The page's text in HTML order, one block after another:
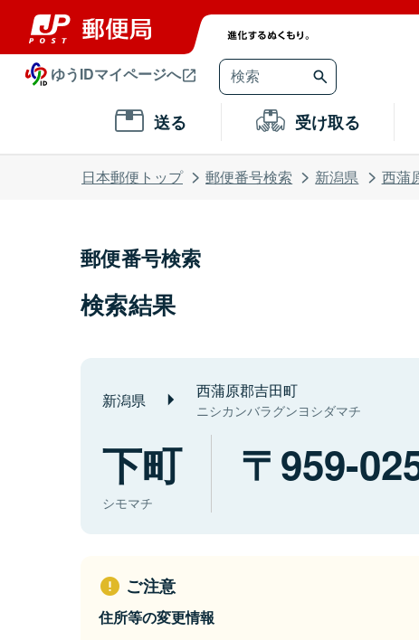
ゆうIDマイページへ
送る 受け取る
日本郵便トップ 郵便番号検索 新潟県 西蒲
郵便番号検索
検索結果
新潟県 西蒲原郡吉田町
ニシカンバラグンヨシダマチ
下町
シモマチ
959-
ご注意
住所等の変更情報